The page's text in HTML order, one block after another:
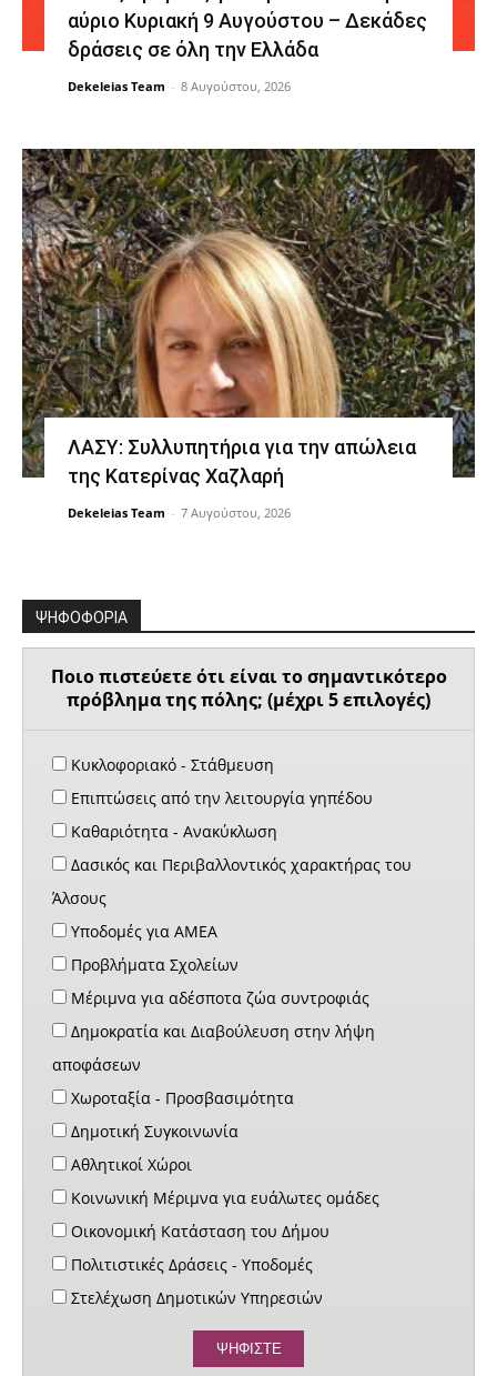
αύριο Κυριακή 9 Αυγούστου – Δεκάδες
δράσεις σε όλη την Ελλάδα
Dekeleias Team - 8 Αυγούστου, 2026
ΛΑΣΥ: Συλλυπητήρια για την απώλεια
της Κατερίνας Χαζλαρή
Dekeleias Team - 7 Αυγούστου, 2026
ΨΗΦΟΦΟΡΙΑ
Ποιο πιστεύετε ότι είναι το σημαντικότερο
πρόβλημα της πόλης; (μέχρι 5 επιλογές)
Κυκλοφοριακό - Στάθμευση
Επιπτώσεις από την λειτουργία γηπέδου
Καθαριότητα - Ανακύκλωση
Δασικός και Περιβαλλοντικός χαρακτήρας του
Άλσους
Υποδομές για ΑΜΕΑ
Προβλήματα Σχολείων
Μέριμνα για αδέσποτα ζώα συντροφιάς
Δημοκρατία και Διαβούλευση στην λήψη
αποφάσεων
Χωροταξία - Προσβασιμότητα
Δημοτική Συγκοινωνία
Αθλητικοί Χώροι
Κοινωνική Μέριμνα για ευάλωτες ομάδες
Οικονομική Κατάσταση του Δήμου
Πολιτιστικές Δράσεις - Υποδομές
Στελέχωση Δημοτικών Υπηρεσιών